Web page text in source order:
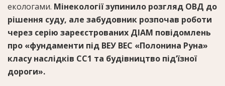
екологами. Мінекології зупинило розгляд ОВД до
рішення суду, але забудовник розпочав роботи
через серію зареєстрованих ДІАМ повідомлень
про «фундаменти під ВЕУ ВЕС «Полонина Руна»
класу наслідків СС1 та будівництво під’їзної
дороги».